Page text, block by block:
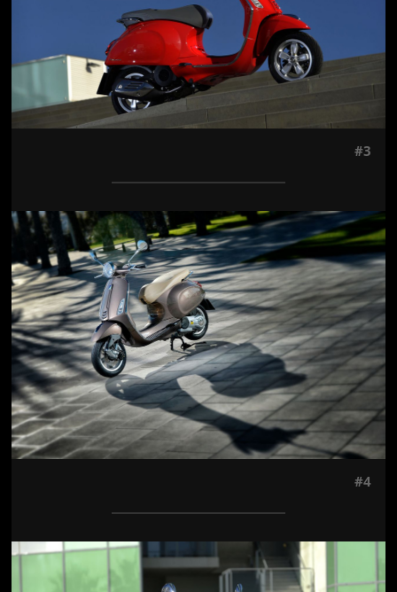
#3
Jön még kép!
#4
Jön még kép!